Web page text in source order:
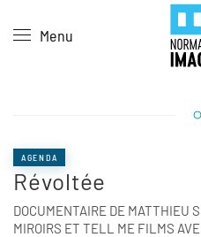
Skip to main content
Menu
AGENDA
Révoltée
DOCUMENTAIRE DE MATTHIEU
MIROIRS ET TELL ME FILMS
Panneau de gestion des cookies